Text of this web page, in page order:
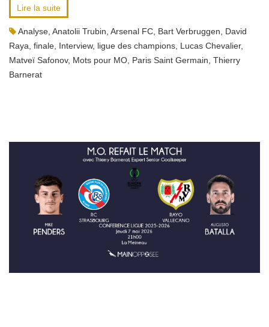
Lire la suite
Analyse Anatolii Trubin Arsenal FC Bart Verbruggen
David
Raya finale Interview, ligue des champions Lucas Chevalier,
Matveï Safonov, Mots pour MO Paris Saint Germain Thierry
Barnerat